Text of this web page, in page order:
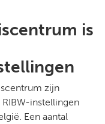
is
zijn
instellingen
Een aantal